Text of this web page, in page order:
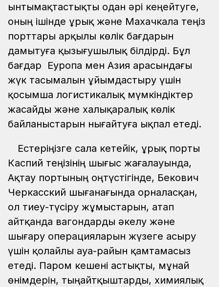
ынтымақтастықты одан әрі кеңейтуге,
оның ішінде Құрық және Махачкала теңіз
порттары арқылы көлік бағдарын
дамытуға қызығушылық білдірді. Бұл
бағдар Еуропа мен Азия арасындағы
жүк тасымалын ұйымдастыру үшін
қосымша логистикалық мүмкіндіктер
жасайды және халықаралық көлік
байланыстарын нығайтуға ықпал етеді.
Естеріңізге сала кетейік, Құрық порты
Каспий теңізінің шығыс жағалауында,
Ақтау портының оңтүстігінде, Бекович
Черкасский шығанағында орналасқан,
ол тиеу-түсіру жұмыстарын, атап
айтқанда вагондарды әкелу және
шығару операцияларын жүзеге асыру
үшін қолайлы ауа-райын қамтамасыз
етеді. Паром кешені астықты, мұнай
өнімдерін, тыңайтқыштарды, химиялық